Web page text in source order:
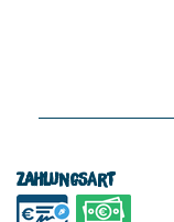
Zahlungsart